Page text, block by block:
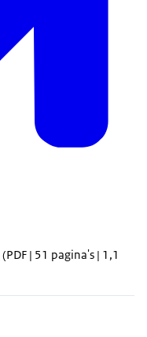
(PDF | 51 pagina's | 1,1